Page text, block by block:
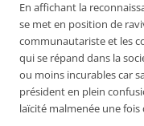
En affichant la
se met en position de
communautariste et les
qui se répand dans la
ou moins incurables car
président en plein
laïcité malmenée une fois